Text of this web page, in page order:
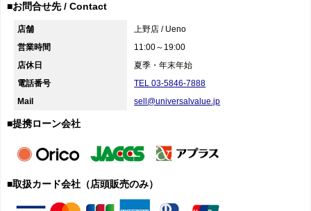
■お問合せ先 / Contact
店舗
上野店 / Ueno
営業時間
11:00～19:00
店休日
夏季・年末年始
電話番号
TEL 03-5846-7888
Mail
sell@universalvalue.jp
■提携ローン会社
■取扱カード会社（店頭販売のみ）